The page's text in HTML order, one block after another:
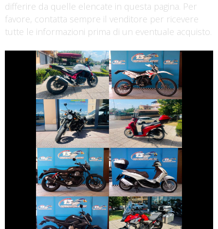
differire da quelle elencate in questa pagina. Per
favore, contatta sempre il venditore per ricevere
tutte le informazioni prima di un eventuale acquisto.
HONDA HORNET
BETAMOTOR
ENDURO
SWM GRAN-
MILANO
€ 2.350 €
HONDA SH
€ 2.490 €
MOTO-GUZZI V7
€ 8.190 €
PIAGGIO
BEVERLY
€ 2.990 €
YAMAHA XJ6
€ 3.490 €
HONDA CB-500
€ 5.590 €